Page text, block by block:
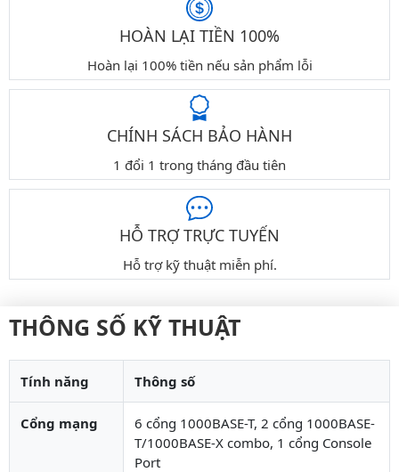
HOÀN LẠI TIỀN 100%
Hoàn lại 100% tiền nếu sản phẩm lỗi
CHÍNH SÁCH BẢO HÀNH
1 đổi 1 trong tháng đầu tiên
HỖ TRỢ TRỰC TUYẾN
Hỗ trợ kỹ thuật miễn phí.
THÔNG SỐ KỸ THUẬT
Tính năng Thông số
Cổng mạng
6 cổng 1000BASE-T, 2 cổng 1000BASE-
T/1000BASE-X combo, 1 cổng Console
Port